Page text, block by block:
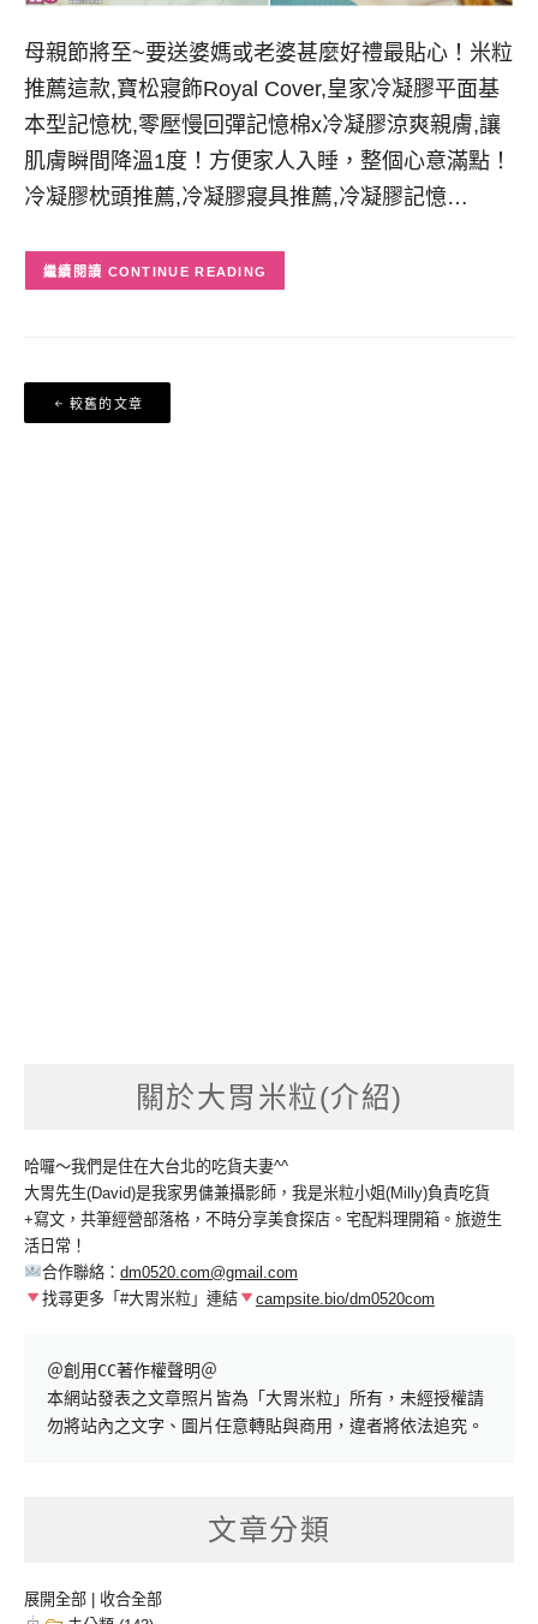
母親節將至~要送婆媽或老婆甚麼好禮最貼心！米粒
推薦這款,寶松寢飾Royal Cover,皇家冷凝膠平面基
本型記憶枕,零壓慢回彈記憶棉x冷凝膠涼爽親膚,讓
肌膚瞬間降溫1度！方便家人入睡，整個心意滿點！
冷凝膠枕頭推薦,冷凝膠寢具推薦,冷凝膠記憶…
CONTINUE READING
文
章
較舊的文章
關於大胃米粒(介紹)
哈囉～我們是住在大台北的吃貨夫妻^^
大胃先生(David)是我家男傭兼攝影師，我是米粒小姐(Milly)負責吃貨
+寫文，共筆經營部落格，不時分享美食探店。宅配料理開箱。旅遊生
活日常！
合作聯絡： dm0520.com@gmail.com
找尋更多「#大胃米粒」連結
campsite.bio/dm0520com
＠創用CC著作權聲明＠
本網站發表之文章照片皆為「大胃米粒」所有，未經授權請
勿將站內之文字、圖片任意轉貼與商用，違者將依法追究。
文章分類
展開全部
收合全部